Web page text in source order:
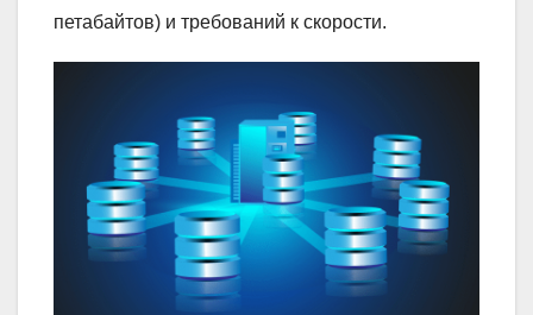
петабайтов) и требований к скорости.